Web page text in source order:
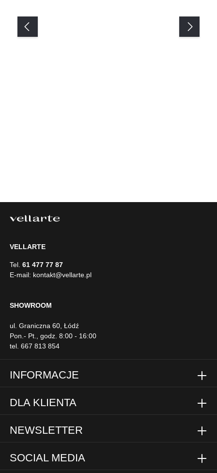
NEWSLETTER
SOCIAL MEDIA
VELLARTE
Tel. 61 477 77 87
E-mail: kontakt@vellarte.pl
SHOWROOM
ul. Graniczna 60, Łódź
Pon.- Pt., godz. 8:00 - 16:00
tel. 667 813 854
INFORMACJE
DLA KLIENTA